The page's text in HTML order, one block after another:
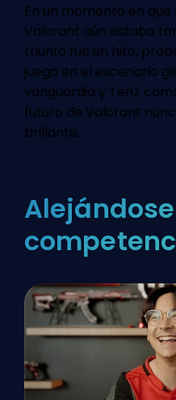
En un momento en
Valorant aún estaba
triunfo fue un hito,
juego en el escenario
vanguardia y TenZ
futuro de Valorant
brillante.